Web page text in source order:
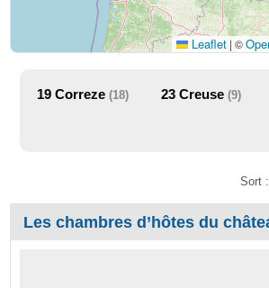
Leaflet | ©
19 Correze (18) 23 Creuse(9)
Sort :